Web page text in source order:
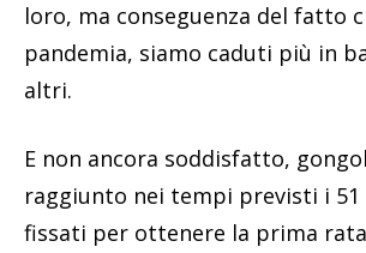
loro, ma conseguenza del fatto
pandemia, siamo caduti più in
altri.
E non ancora soddisfatto,
raggiunto nei tempi previsti i
fissati per ottenere la prima rata